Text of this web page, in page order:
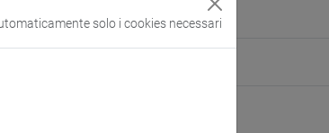
solo i cookies necessari